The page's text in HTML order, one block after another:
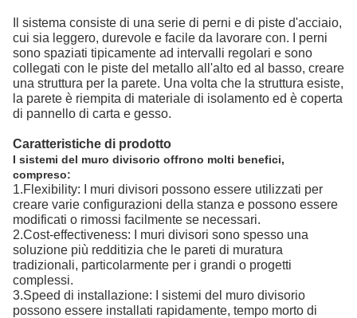
Il sistema consiste di una serie di perni e di piste d'acciaio,
cui sia leggero, durevole e facile da lavorare con. I perni
sono spaziati tipicamente ad intervalli regolari e sono
collegati con le piste del metallo all'alto ed al basso, creare
una struttura per la parete. Una volta che la struttura esiste,
la parete è riempita di materiale di isolamento ed è coperta
di pannello di carta e gesso.
Caratteristiche di prodotto
I sistemi del muro divisorio offrono molti benefici,
compreso:
1.Flexibility: I muri divisori possono essere utilizzati per
creare varie configurazioni della stanza e possono essere
modificati o rimossi facilmente se necessari.
2.Cost-effectiveness: I muri divisori sono spesso una
soluzione più redditizia che le pareti di muratura
tradizionali, particolarmente per i grandi o progetti
complessi.
3.Speed di installazione: I sistemi del muro divisorio
possono essere installati rapidamente, tempo morto di